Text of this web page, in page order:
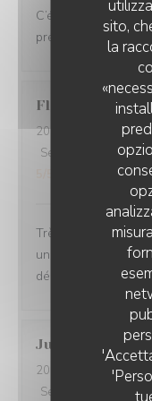
sito,
la
C’était un repas de
présenté avec
Florian
2026-08-08
- 13:00
Servizio
Très belle
uniques, des
découvrir !
Julie
2026-08-06
- 13:00
Servizio